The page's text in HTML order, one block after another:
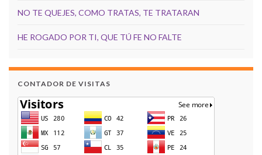
NO TE QUEJES, COMO TRATAS, TE TRATARAN
HE ROGADO POR TI, QUE TÚ FE NO FALTE
CONTADOR DE VISITAS